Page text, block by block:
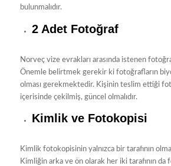
bulunmalıdır.
2 Adet Fotoğraf
Norveç vize evrakları arasında istenen
Önemle belirtmek gerekir ki fotoğrafların
olması gerekmektedir. Kişinin teslim ettiği
içerisinde çekilmiş, güncel olmalıdır.
Kimlik ve Fotokopisi
Kimlik fotokopisinin yalnızca bir tarafının
Kimliğin arka ve ön olarak her iki tarafının